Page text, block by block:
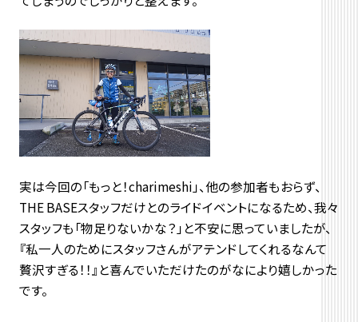
実は今回の「もっと！charimeshi」、他の参加者もおらず、
THE BASEスタッフだけとのライドイベントになるため、我々
スタッフも「物足りないかな？」と不安に思っていましたが、
『私一人のためにスタッフさんがアテンドしてくれるなんて
贅沢すぎる！！』と喜んでいただけたのがなにより嬉しかった
です。